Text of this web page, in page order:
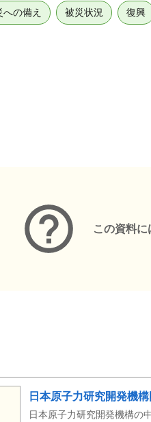
への備え 被災状況 復興
この資料に
日本原子力研究開発機
日本原子力研究開発機構の